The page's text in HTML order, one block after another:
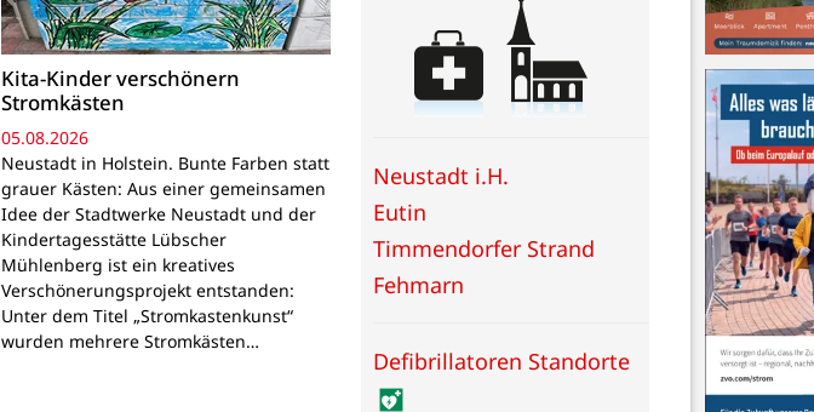
Kita-Kinder verschönern
Stromkästen
05.08.2026
Neustadt in Holstein. Bunte Farben statt
grauer Kästen: Aus einer gemeinsamen
Idee der Stadtwerke Neustadt und der
Kindertagesstätte Lübscher
Mühlenberg ist ein kreatives
Verschönerungsprojekt entstanden:
Unter dem Titel „Stromkastenkunst“
wurden mehrere Stromkästen…
Neustadt i.H.
Eutin
Timmendorfer Strand
Fehmarn
Defibrillatoren Standorte